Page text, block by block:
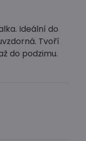
Ideální do
Tvoří
do podzimu.